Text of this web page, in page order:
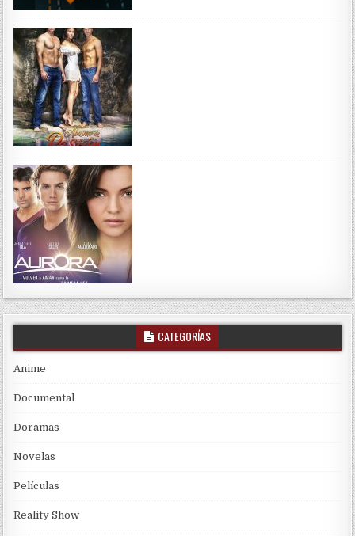
CATEGORÍAS
Anime
Documental
Doramas
Novelas
Películas
Reality Show